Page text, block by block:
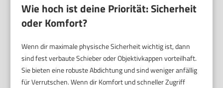
Wie hoch ist deine Priorität:Sicherheit
oderKomfort?
Wenn dir maximale physische Sicherheit wichtig ist, dann
sind fest verbaute Schieber oder Objektivkappen vorteilhaft.
Sie bieten eine robuste Abdichtung und sind weniger anfällig
für Verrutschen. Wenn dir Komfort und schneller Zugriff